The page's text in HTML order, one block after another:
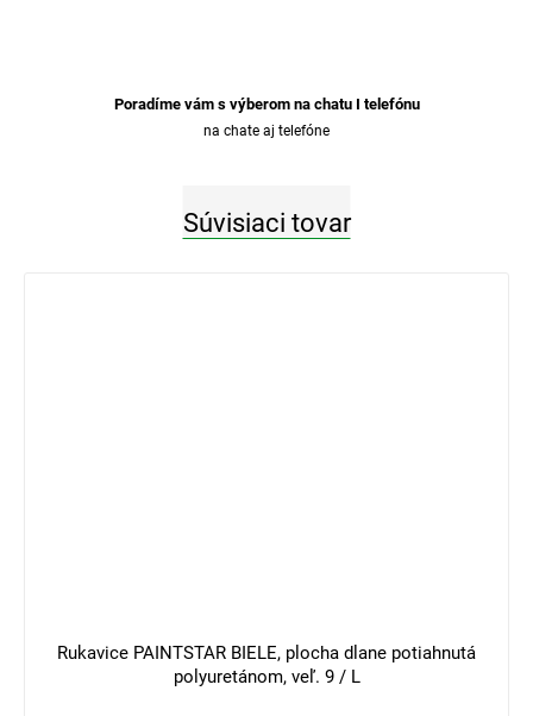
Poradíme vám s výberom na chatu I telefónu
na chate aj telefóne
Súvisiaci tovar
Rukavice PAINTSTAR BIELE, plocha dlane potiahnutá
polyuretánom, veľ. 9 / L